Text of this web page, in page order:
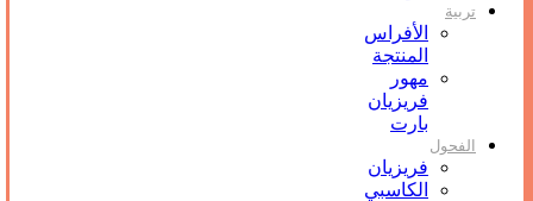
تربیة
الأفراس
المنتجة
مهور
فريزيان
بارت
الفحول
فريزيان
الكاسبي